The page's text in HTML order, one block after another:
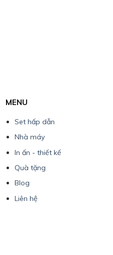
MENU
Set hấp dẫn
Nhà máy
In ấn - thiết kế
Quà tặng
Blog
Liên hệ